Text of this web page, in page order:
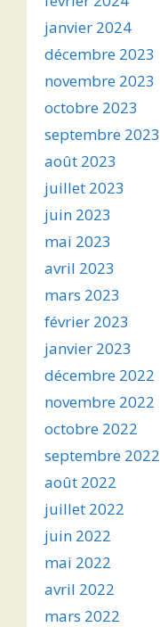
janvier 2024
décembre 2023
novembre 2023
octobre 2023
septembre 2023
août 2023
juillet 2023
juin 2023
mai 2023
avril 2023
mars 2023
février 2023
janvier 2023
décembre 2022
novembre 2022
octobre 2022
septembre 2022
août 2022
juillet 2022
juin 2022
mai 2022
avril 2022
mars 2022